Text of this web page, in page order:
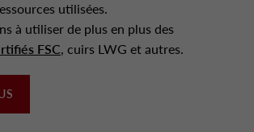
utilisées.
à utiliser de plus en plus des
FSC, cuirs LWG et autres.